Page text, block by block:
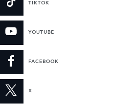
TIKTOK
YOUTUBE
FACEBOOK
X